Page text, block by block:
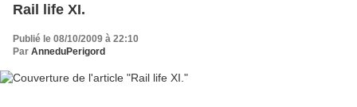
Rail life XI.
Publié le 08/10/2009 à 22:10
Par AnneduPerigord